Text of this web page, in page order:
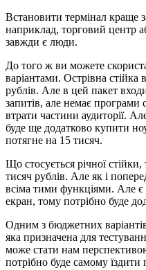
Встановити термінал краще
наприклад, торговий центр
завжди є люди.
До того ж ви можете
варіантами. Острівна стійка
рублів. Але в цей пакет
запитів, але немає програми
втрати частини аудиторії.
буде ще додатково купити
потягне на 15 тисяч.
Що стосується річної
тисяч рублів. Але як і
всіма тими функціями. Але є
екран, тому потрібно буде
Одним з бюджетних варіантів
яка призначена для
може стати нам
потрібно буде самому їздити